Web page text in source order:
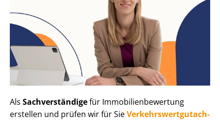
Als Sachverständigefür Im­mo­bi­li­en­be­wer­tung
erstellen und prüfen wir für SieVer­kehrs­wert­gut­ach­